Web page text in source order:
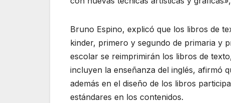
Bruno Espino, explicó que los libros de
kinder, primero y segundo de primaria y
escolar se reimprimirán los libros de
incluyen la enseñanza del inglés, afirmó
además en el diseño de los libros
estándares en los contenidos.